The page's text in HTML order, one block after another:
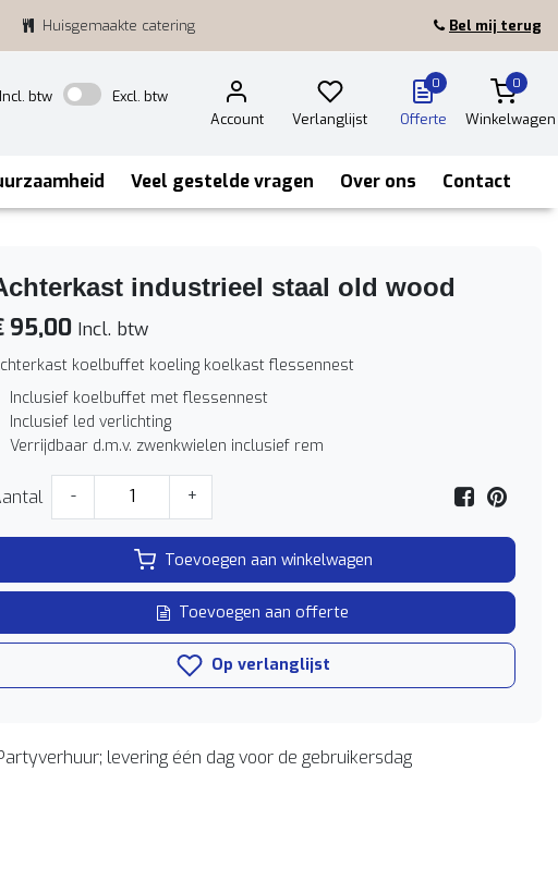
Huisgemaakte catering Bel mij terug
Incl. btw
Excl. btw
Account
Verlanglijst
0
Offerte
0
Winkelwagen
Veel gestelde vragen Over ons Contact
industrieel staal old wood
95,00 Incl. btw
koelbuffet koeling koelkast flessennest
Inclusief koelbuffet met flessennest
Inclusief led verlichting
Verrijdbaar d.m.v. zwenkwielen inclusief rem
- +
Toevoegen aan winkelwagen
Toevoegen aan offerte
Op verlanglijst
levering één dag voor de gebruikersdag